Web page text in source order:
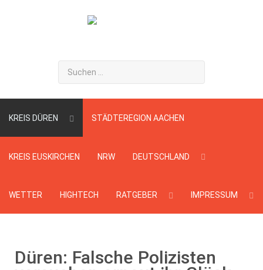
Suchen
...
KREIS DÜREN STÄDTEREGION AACHEN
KREIS EUSKIRCHEN NRW DEUTSCHLAND
WETTER HIGHTECH RATGEBER IMPRESSUM
Düren: Falsche Polizisten